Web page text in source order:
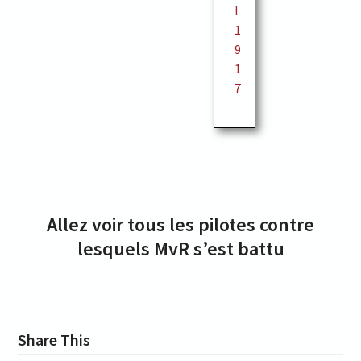
l
1
9
1
7
Allez voir tous les pilotes contre
lesquels MvR s’est battu
Share This